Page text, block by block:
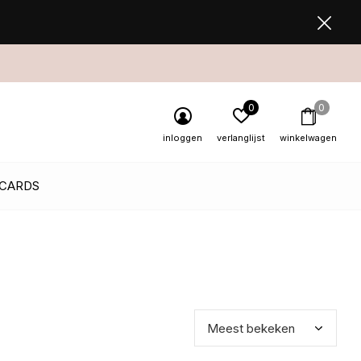
inloggen verlanglijst
0
winkelwagen
0